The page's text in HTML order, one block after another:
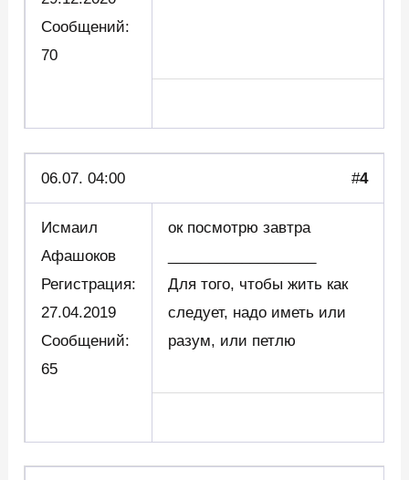
Сообщений:
70
06.07. 04:00 #4
Исмаил
Афашоков
Регистрация:
27.04.2019
Сообщений:
65
ок посмотрю завтра
Для того, чтобы жить как
следует, надо иметь или
разум, или петлю